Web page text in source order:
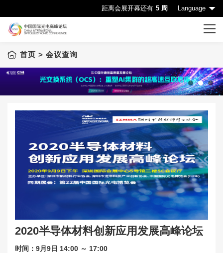
距离会展开幕还有 5 周 Language
首页
CIOE首页
赞助机会
申请成为演讲嘉宾
联系我们
首页 > 会议查询
2020半导体材料创新应用发展高峰论坛
时间：9月9日 14:00 ～ 17:00